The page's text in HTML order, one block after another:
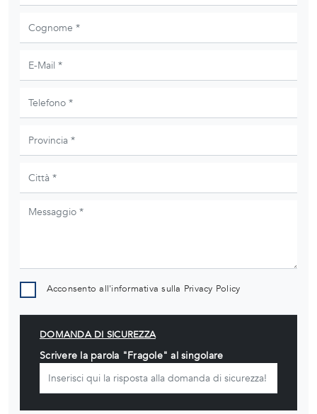
Acconsento all'informativa sulla Privacy Policy
DOMANDA DI SICUREZZA
Scrivere la parola "Fragole" al singolare